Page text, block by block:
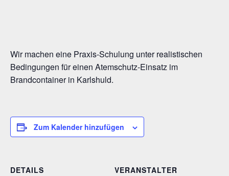
Wir machen eine Praxis-Schulung unter realistischen
Bedingungen für einen Atemschutz-Einsatz im
Brandcontainer in Karlshuld.
Zum Kalender hinzufügen
DETAILS
VERANSTALTER